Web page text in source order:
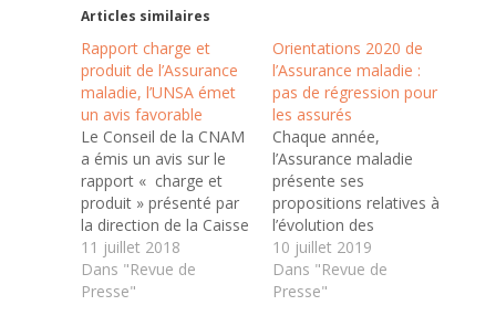
Articles similaires
Rapport charge et
produit de l’Assurance
maladie, l’UNSA émet
un avis favorable
Le Conseil de la CNAM
a émis un avis sur le
rapport « charge et
produit » présenté par
la direction de la Caisse
nationale d’assurance
vieillesse. Présenté
chaque année au
11 juillet 2018
Dans "Revue de
Presse"
Orientations 2020 de
l’Assurance maladie :
pas de régression pour
les assurés
Chaque année,
l’Assurance maladie
présente ses
propositions relatives à
l’évolution des
dépenses et recettes
pour l’année suivante
et les mesures
10 juillet 2019
Dans "Revue de
Presse"